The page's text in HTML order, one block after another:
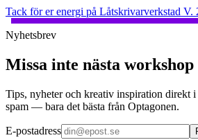
Tack för er energi på Låtskrivarverkstad V.
Nyhetsbrev
Missa inte nästa workshop
Tips, nyheter och kreativ inspiration direkt
spam — bara det bästa från Optagonen.
E-postadress